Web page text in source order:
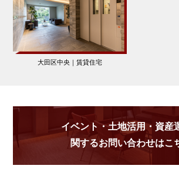
大田区中央｜賃貸住宅
イベント・土地活用・資産
関するお問い合わせはこ